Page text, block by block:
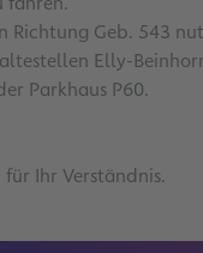
Richtung Geb. 543
Elly-
Parkhaus P60.
Ihr Verständnis.